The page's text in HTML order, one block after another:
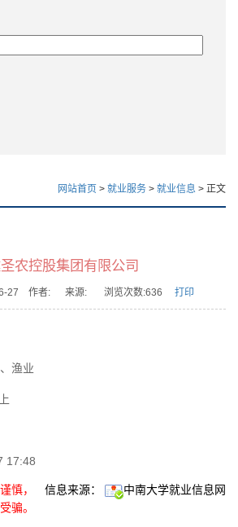
网站首页 > 就业服务 > 就业信息 > 正文
农控股集团有限公司
27 作者: 来源: 浏览次数:636 打印
渔业
17:48
信息来源： 中南大学就业信息网
慎，
骗。